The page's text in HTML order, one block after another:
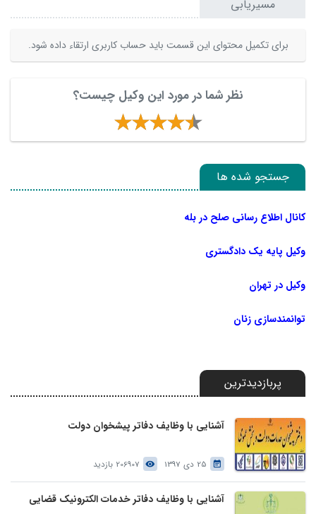
مسیریابی
برای تکمیل محتوای این قسمت باید حساب کاربری ارتقاء داده شود.
نظر شما در مورد این وکیل چیست؟
جستجو شده ها
کانال اطلاع رسانی صلح در بله
وکیل پایه یک دادگستری
وکیل در تهران
توانمندسازی زنان
پربازدیدترین
آشنایی با وظایف دفاتر پیشخوان دولت
25 دی 1397 206907 بازدید
آشنایی با وظایف دفاتر خدمات الکترونیک قضایی